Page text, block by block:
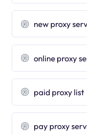
new proxy
online proxy
paid proxy list
pay proxy